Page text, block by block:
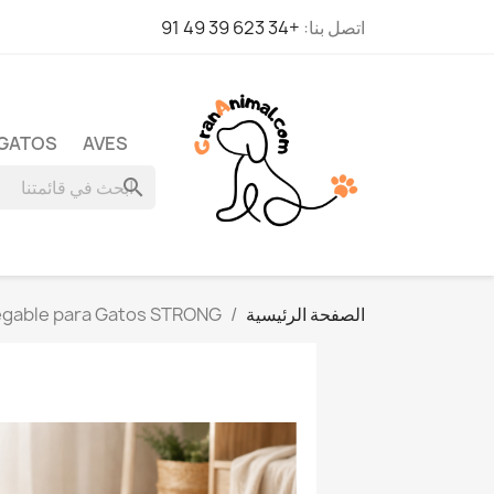
اتصل بنا: +34 623 39 49 91
AVES
search
الصفحة الرئيسية para Gatos STRONG